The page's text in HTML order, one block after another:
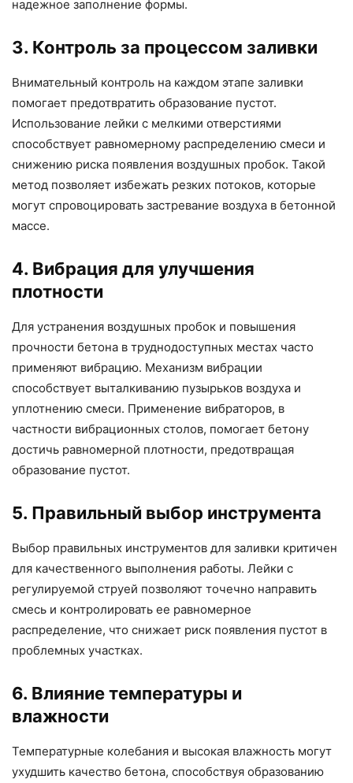
надежное заполнение формы.
3. Контроль за процессом заливки
Внимательный контроль на каждом этапе заливки
помогает предотвратить образование пустот.
Использование лейки с мелкими отверстиями
способствует равномерному распределению смеси и
снижению риска появления воздушных пробок. Такой
метод позволяет избежать резких потоков, которые
могут спровоцировать застревание воздуха в бетонной
массе.
4. Вибрация для улучшения
плотности
Для устранения воздушных пробок и повышения
прочности бетона в труднодоступных местах часто
применяют вибрацию. Механизм вибрации
способствует выталкиванию пузырьков воздуха и
уплотнению смеси. Применение вибраторов, в
частности вибрационных столов, помогает бетону
достичь равномерной плотности, предотвращая
образование пустот.
5. Правильный выбор инструмента
Выбор правильных инструментов для заливки критичен
для качественного выполнения работы. Лейки с
регулируемой струей позволяют точечно направить
смесь и контролировать ее равномерное
распределение, что снижает риск появления пустот в
проблемных участках.
6. Влияние температуры и
влажности
Температурные колебания и высокая влажность могут
ухудшить качество бетона, способствуя образованию